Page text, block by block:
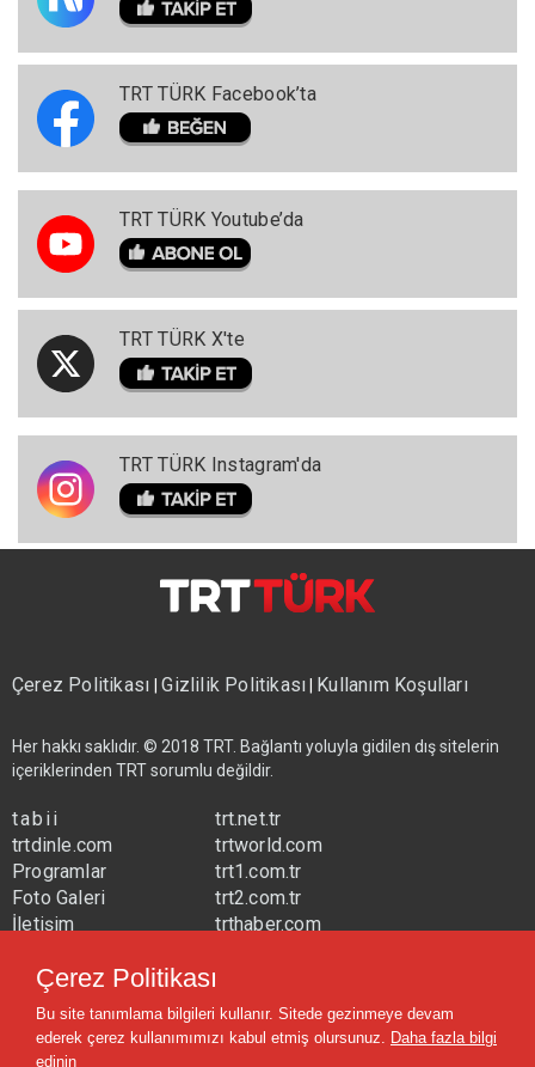
TRT TÜRK Facebook’ta
TRT TÜRK Youtube’da
TRT TÜRK X'te
TRT TÜRK Instagram'da
Çerez Politikası|Gizlilik Politikası| Kullanım Koşulları
Her hakkı saklıdır. © 2018 TRT. Bağlantı yoluyla gidilen dış sitelerin
içeriklerinden TRT sorumlu değildir.
tabii
trtdinle.com
Programlar
Foto Galeri
İletişim
trt.net.tr
trtworld.com
trt1.com.tr
trt2.com.tr
trthaber.com
trtavaz.com.tr
trtmuzik.net.tr
trtcocuk.net.tr
Çerez Politikası
Bu site tanımlama bilgileri kullanır. Sitede gezinmeye devam
ederek çerez kullanımımızı kabul etmiş olursunuz. Daha fazla bilgi
edinin